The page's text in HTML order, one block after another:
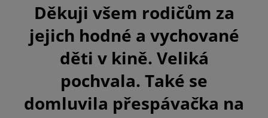
Děkuji všem rodičům za
jejich hodné a vychované
děti v kině. Veliká
pochvala. Také se
domluvila přespávačka na